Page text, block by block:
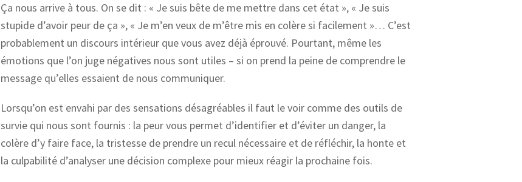
Ça nous arrive à tous. On se dit : « Je suis bête de me mettre dans cet état », « Je suis
stupide d’avoir peur de ça », « Je m’en veux de m’être mis en colère si facilement »… C’est
probablement un discours intérieur que vous avez déjà éprouvé. Pourtant, même les
émotions que l’on juge négatives nous sont utiles – si on prend la peine de comprendre le
message qu’elles essaient de nous communiquer.
Lorsqu’on est envahi par des sensations désagréables il faut le voir comme des outils de
survie qui nous sont fournis : la peur vous permet d’identifier et d’éviter un danger, la
colère d’y faire face, la tristesse de prendre un recul nécessaire et de réfléchir, la honte et
la culpabilité d’analyser une décision complexe pour mieux réagir la prochaine fois.